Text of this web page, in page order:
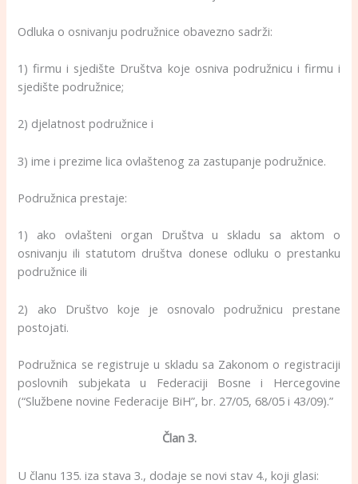
Odluka o osnivanju podružnice obavezno sadrži:
1) firmu i sjedište Društva koje osniva podružnicu i firmu i
sjedište podružnice;
2) djelatnost podružnice i
3) ime i prezime lica ovlaštenog za zastupanje podružnice.
Podružnica prestaje:
1) ako ovlašteni organ Društva u skladu sa aktom o
osnivanju ili statutom društva donese odluku o prestanku
podružnice ili
2) ako Društvo koje je osnovalo podružnicu prestane
postojati.
Podružnica se registruje u skladu sa Zakonom o registraciji
poslovnih subjekata u Federaciji Bosne i Hercegovine
(“Službene novine Federacije BiH”, br. 27/05, 68/05 i 43/09).”
Član 3.
U članu 135. iza stava 3., dodaje se novi stav 4., koji glasi: